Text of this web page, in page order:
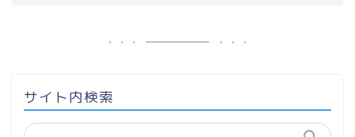
サイト内検索